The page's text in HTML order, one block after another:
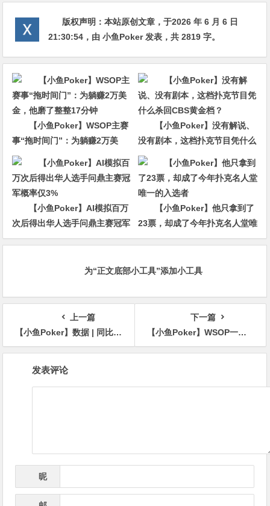
版权声明：本站原创文章，于2026 年 6 月 6 日
21:30:54 ，由小鱼Poker发表，共 2819 字。
【小鱼Poker】WSOP主赛
事“拖时间门”：为躺赚2万美
金，他磨了整整17分钟
【小鱼Poker】没有解说、
没有剧本，这档扑克节目凭什么
杀回CBS黄金档？
【小鱼Poker】AI模拟百万
次后得出华人选手问鼎主赛冠军
概率仅3%
【小鱼Poker】他只拿到了
23票，却成了今年扑克名人堂唯
一的入选者
为“正文底部小工具”添加小工具
上一篇
【小鱼Poker】数据 | 同比暴跌14.87%！2026年WSOP主流赛事降温，小众玩法逆势大涨
下一篇
【小鱼Poker】WSOP一场比赛两大名场面：发牌错误送走短码，Isildur1诈唬成功却主动弃牌
发表评论
昵